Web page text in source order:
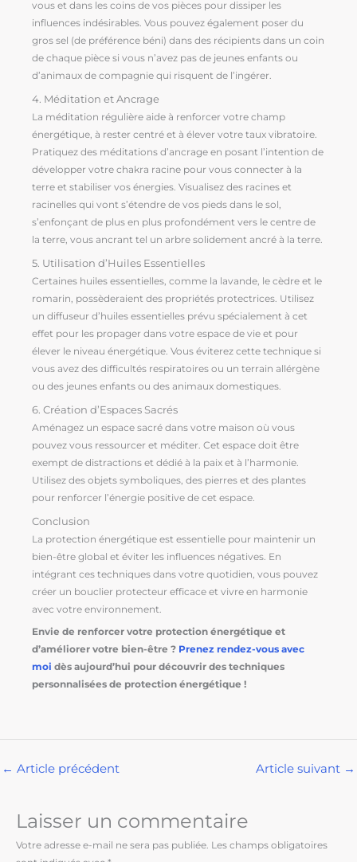
vous et dans les coins de vos pièces pour dissiper les
influences indésirables. Vous pouvez également poser du
gros sel (de préférence béni) dans des récipients dans un coin
de chaque pièce si vous n’avez pas de jeunes enfants ou
d’animaux de compagnie qui risquent de l’ingérer.
4. Méditation et Ancrage
La méditation régulière aide à renforcer votre champ
énergétique, à rester centré et à élever votre taux vibratoire.
Pratiquez des méditations d’ancrage en posant l’intention de
développer votre chakra racine pour vous connecter à la
terre et stabiliser vos énergies. Visualisez des racines et
racinelles qui vont s’étendre de vos pieds dans le sol,
s’enfonçant de plus en plus profondément vers le centre de
la terre, vous ancrant tel un arbre solidement ancré à la terre.
5. Utilisation d’Huiles Essentielles
Certaines huiles essentielles, comme la lavande, le cèdre et le
romarin, possèderaient des propriétés protectrices. Utilisez
un diffuseur d’huiles essentielles prévu spécialement à cet
effet pour les propager dans votre espace de vie et pour
élever le niveau énergétique. Vous éviterez cette technique si
vous avez des difficultés respiratoires ou un terrain allérgène
ou des jeunes enfants ou des animaux domestiques.
6. Création d’Espaces Sacrés
Aménagez un espace sacré dans votre maison où vous
pouvez vous ressourcer et méditer. Cet espace doit être
exempt de distractions et dédié à la paix et à l’harmonie.
Utilisez des objets symboliques, des pierres et des plantes
pour renforcer l’énergie positive de cet espace.
Conclusion
La protection énergétique est essentielle pour maintenir un
bien-être global et éviter les influences négatives. En
intégrant ces techniques dans votre quotidien, vous pouvez
créer un bouclier protecteur efficace et vivre en harmonie
avec votre environnement.
Envie de renforcer votre protection énergétique et
d’améliorer votre bien-être ? Prenez rendez-vous avec
moi dès aujourd’hui pour découvrir des techniques
personnalisées de protection énergétique !
← Article précédent Article suivant →
Laisser un commentaire
Votre adresse e-mail ne sera pas publiée. Les champs obligatoires